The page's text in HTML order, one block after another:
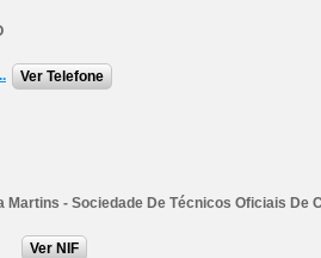
Ver Telefone
Martins - Sociedade De Técnicos Oficiais De
Ver NIF